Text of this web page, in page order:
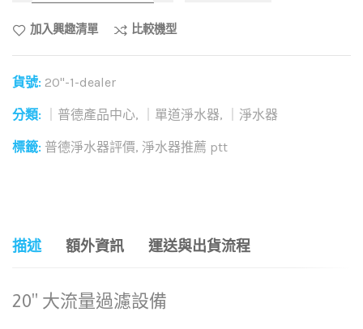
加入興趣清單 比較機型
貨號: 20"-1-dealer
分類: ｜普德產品中心, ｜單道淨水器, ｜淨水器
標籤: 普德淨水器評價, 淨水器推薦 ptt
描述 額外資訊 運送與出貨流程
20″ 大流量過濾設備